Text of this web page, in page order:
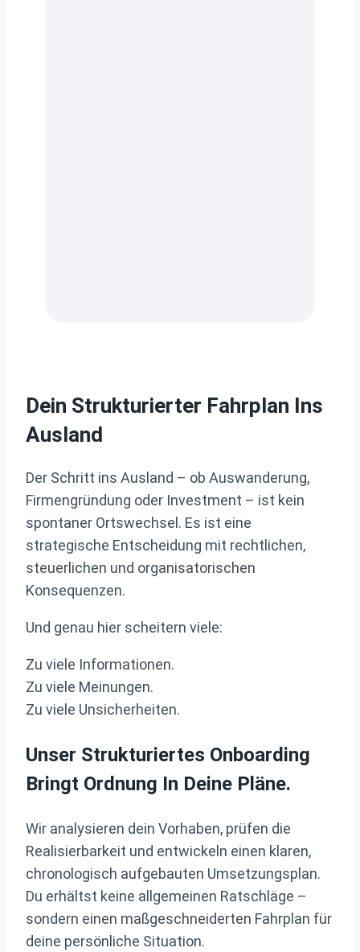
Dein Strukturierter Fahrplan Ins
Ausland
Der Schritt ins Ausland – ob Auswanderung,
Firmengründung oder Investment – ist kein
spontaner Ortswechsel. Es ist eine
strategische Entscheidung mit rechtlichen,
steuerlichen und organisatorischen
Konsequenzen.
Und genau hier scheitern viele:
Zu viele Informationen.
Zu viele Meinungen.
Zu viele Unsicherheiten.
Unser Strukturiertes Onboarding
Bringt Ordnung In Deine Pläne.
Wir analysieren dein Vorhaben, prüfen die
Realisierbarkeit und entwickeln einen klaren,
chronologisch aufgebauten Umsetzungsplan.
Du erhältst keine allgemeinen Ratschläge –
sondern einen maßgeschneiderten Fahrplan für
deine persönliche Situation.